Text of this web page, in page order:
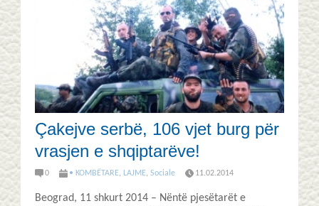
Çakejve serbë, 106 vjet burg për
vrasjen e shqiptarëve!
0 • KOMBËTARE, LAJME, Sociale 11.02.2014
Beograd, 11 shkurt 2014 – Nëntë pjesëtarët e